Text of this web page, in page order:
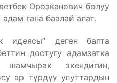
Орозканович болуу
гана баалай алат.
идеясы” деген бапта
достугу адамзатка
шамчырак экендигин,
ар түрдүү улуттардын